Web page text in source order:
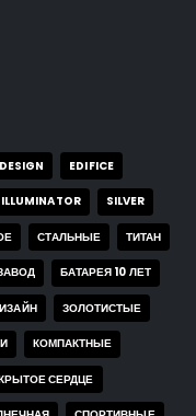
DESIGN EDIFICE
ILLUMINATOR SILVER
СТАЛЬНЫЕ ТИТАН
БАТАРЕЯ 10 ЛЕТ
ЗОЛОТИСТЫЕ
КОМПАКТНЫЕ
СЕРДЦЕ